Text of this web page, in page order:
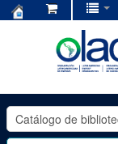
OLADE
-